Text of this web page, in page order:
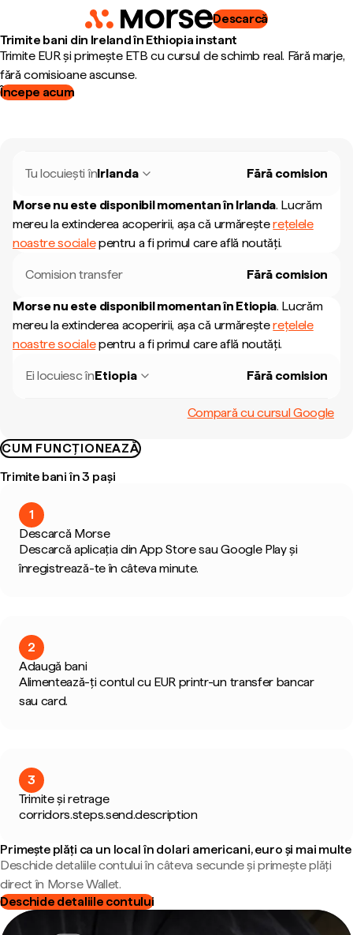
Descarcă
Trimite bani din Ireland în Ethiopia instant
Trimite EUR și primește ETB cu cursul de schimb real. Fără marje,
fără comisioane ascunse.
Începe acum
Tu locuiești înIrlanda Fără comision
Morse nu este disponibil momentan în Irlanda. Lucrăm
mereu la extinderea acoperirii, așa că urmăreșterețelele
noastre socialepentru a fi primul care află noutăți.
Comision transfer Fără comision
Morse nu este disponibil momentan în Etiopia. Lucrăm
mereu la extinderea acoperirii, așa că urmăreșterețelele
noastre socialepentru a fi primul care află noutăți.
Ei locuiesc înEtiopia Fără comision
Compară cu cursul Google
CUM FUNCȚIONEAZĂ
Trimite bani în 3 pași
1
Descarcă Morse
Descarcă aplicația din App Store sau Google Play și
înregistrează-te în câteva minute.
2
Adaugă bani
Alimentează-ți contul cu EUR printr-un transfer bancar
sau card.
3
Trimite și retrage
corridors.steps.send.description
Primește plăți ca un local în dolari americani, euro și mai multe
Deschide detaliile contului în câteva secunde și primește plăți
direct în Morse Wallet.
Deschide detaliile contului